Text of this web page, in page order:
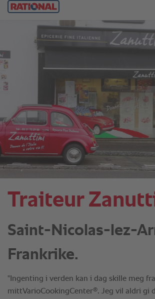
Traiteur
Saint-Nicolas-lez-
Frankrike.
"Ingenting i verden kan i dag skille meg fra
mittVarioCookingCenter®. Jeg vil aldri gi